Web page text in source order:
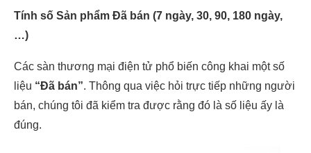
Tính số Sản phẩm Đã bán (7 ngày, 30, 90, 180 ngày,
…)
Các sàn thương mại điện tử phổ biến công khai một số
liệu “Đã bán”. Thông qua việc hỏi trực tiếp những người
bán, chúng tôi đã kiểm tra được rằng đó là số liệu ấy là
đúng.